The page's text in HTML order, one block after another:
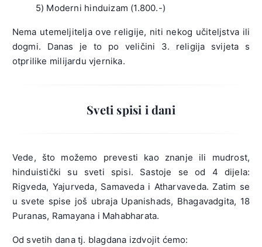
5) Moderni hinduizam (1.800.-)
Nema utemeljitelja ove religije, niti nekog učiteljstva ili
dogmi. Danas je to po veličini 3. religija svijeta s
otprilike milijardu vjernika.
Sveti spisi i dani
Vede, što možemo prevesti kao znanje ili mudrost,
hinduistički su sveti spisi. Sastoje se od 4 dijela:
Rigveda, Yajurveda, Samaveda i Atharvaveda. Zatim se
u svete spise još ubraja Upanishads, Bhagavadgita, 18
Puranas, Ramayana i Mahabharata.
Od svetih dana tj. blagdana izdvojit ćemo: